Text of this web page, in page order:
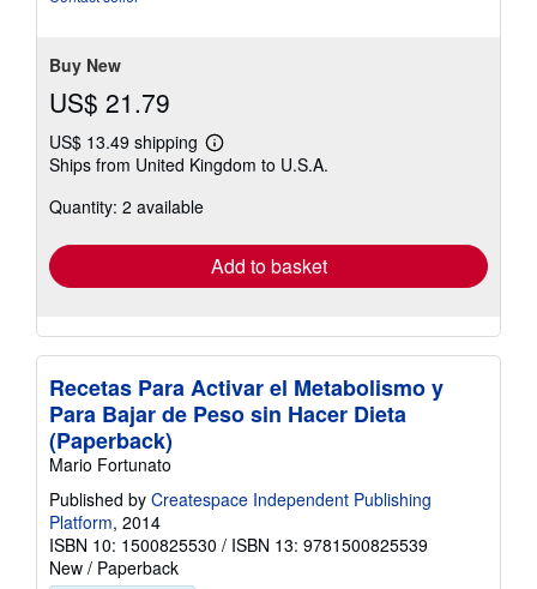
Buy New
US$ 21.79
US$ 13.49 shipping
Learn
more
Ships from United Kingdom to U.S.A.
Quantity: 2 available
Add to basket
Recetas Para Activar el Metabolismo y
Para Bajar de Peso sin Hacer Dieta
(Paperback)
Mario Fortunato
Published by Createspace Independent Publishing
Platform, 2014
ISBN 10: 1500825530 / ISBN 13: 9781500825539
New / Paperback